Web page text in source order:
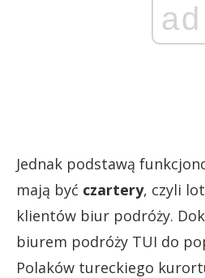
ad
Jednak podstawą
mają być czartery, czyli
klientów biur podróży.
biurem podróży TUI do
Polaków tureckiego